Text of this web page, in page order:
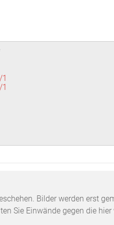
Bilder werden erst
Sie Einwände gegen die